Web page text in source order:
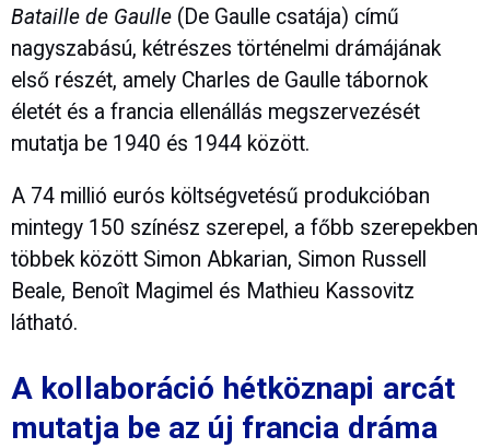
Bataille de Gaulle (De Gaulle csatája) című
nagyszabású, kétrészes történelmi drámájának
első részét, amely Charles de Gaulle tábornok
életét és a francia ellenállás megszervezését
mutatja be 1940 és 1944 között.
A 74 millió eurós költségvetésű produkcióban
mintegy 150 színész szerepel, a főbb szerepekben
többek között Simon Abkarian, Simon Russell
Beale, Benoît Magimel és Mathieu Kassovitz
látható.
A kollaboráció hétköznapi arcát
mutatja be az új francia dráma